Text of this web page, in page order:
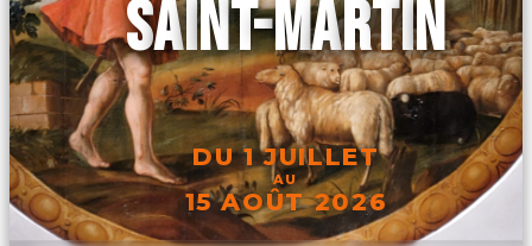
SAINT-MARTIN
DU 1 JUILLET
AU
15 AOÛT 2026